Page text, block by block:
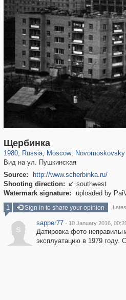
Щербинка
1980, Russia
1,407,363
, Moscow
319,882 8,286
, Novomoskovsky
Вид на ул. Пушкинская
Source:
http://www.scherbinka.ru/
Shooting direction:  southwest
Watermark signature:
uploaded by
1 Sign in to share your opinion
s
sapper77 · 10 January 2016,
Датировка фото
эксплуатацию в 1979 году.